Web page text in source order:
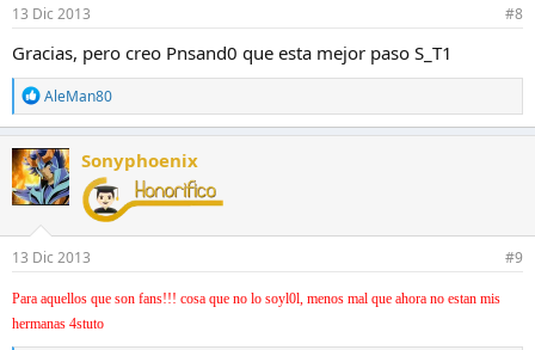
e
s
:
13 Dic 2013 #8
Gracias, pero creo Pnsand0 que esta mejor paso S_T1
R
e
a
c
c
i
o
n
e
s
AleMan80
Sonyphoenix
13 Dic 2013 #9
Para aquellos que son fans!!! cosa que no lo soyl0l, menos mal que ahora no estan mis
hermanas 4stuto